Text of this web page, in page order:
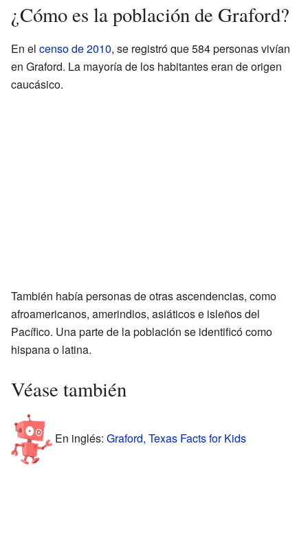
¿Cómo es la población de Graford?
En el censo de 2010, se registró que 584 personas vivían
en Graford. La mayoría de los habitantes eran de origen
caucásico.
También había personas de otras ascendencias, como
afroamericanos, amerindios, asiáticos e isleños del
Pacífico. Una parte de la población se identificó como
hispana o latina.
Véase también
En inglés: Graford, Texas Facts for Kids